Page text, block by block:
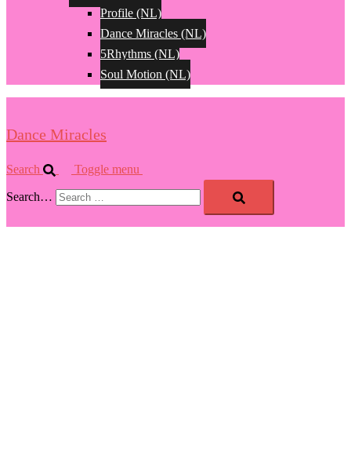
Profile (NL)
Dance Miracles (NL)
5Rhythms (NL)
Soul Motion (NL)
Dance Miracles
Search Toggle menu
Search…